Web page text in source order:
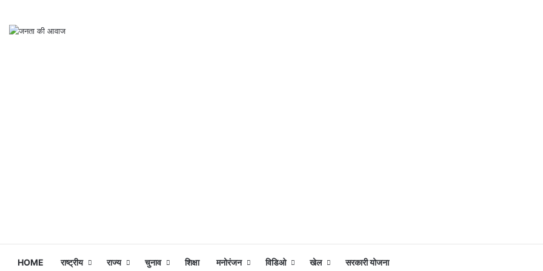
HOME राष्ट्रीय राज्य चुनाव शिक्षा मनोरंजन विडिओ खेल सरकारी योजना